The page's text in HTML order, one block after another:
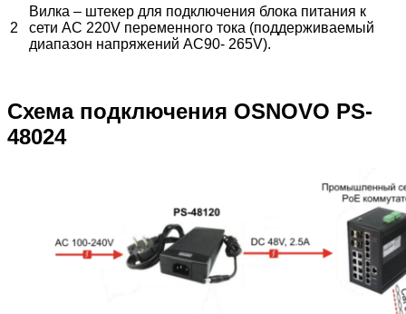
2
Вилка – штекер для подключения блока питания к
сети AC 220V переменного тока (поддерживаемый
диапазон напряжений AC90- 265V).
Схема подключения OSNOVO PS-
48024